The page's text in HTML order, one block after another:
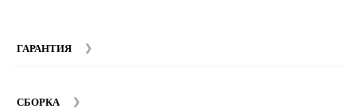
ГАРАНТИЯ
составляет 12 месяцев с момента покупки при
СБОРКА